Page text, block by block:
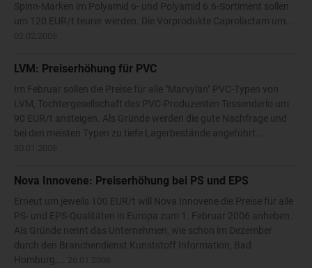
Spinn-Marken im Polyamid 6- und Polyamid 6.6-Sortiment sollen
um 120 EUR/t teurer werden. Die Vorprodukte Caprolactam um...
LVM: Preiserhöhung für PVC
Im Februar sollen die Preise für alle "Marvylan" PVC-Typen von
LVM, Tochtergesellschaft des PVC-Produzenten Tessenderlo um
90 EUR/t ansteigen. Als Gründe werden die gute Nachfrage und
bei den meisten Typen zu tiefe Lagerbestände angeführt....
Nova Innovene: Preiserhöhung bei PS und EPS
Erneut um jeweils 100 EUR/t will Nova Innovene die Preise für alle
PS- und EPS-Qualitäten in Europa zum 1. Februar 2006 anheben.
Als Gründe nennt das Unternehmen, wie schon im Dezember
durch den Branchendienst Kunststoff Information, Bad
Homburg,...